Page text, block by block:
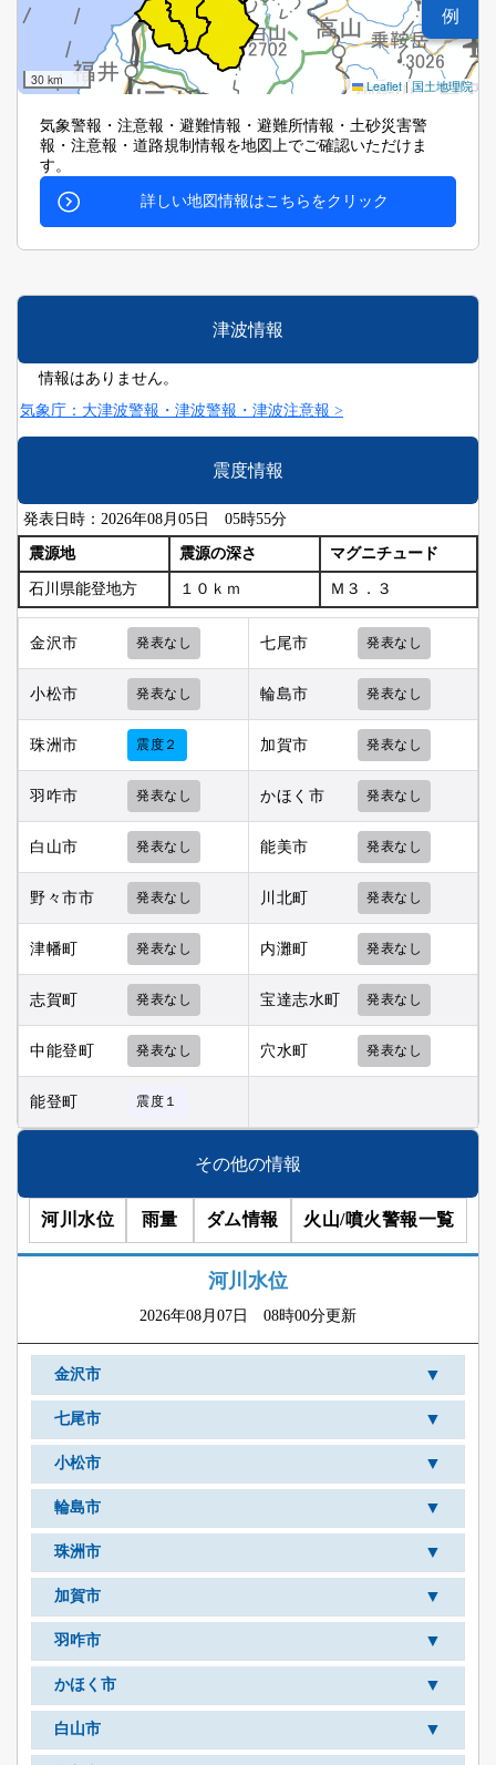
例
30 km Leaflet | 国土地理院
気象警報・注意報・避難情報・避難所情報・土砂災害警
報・注意報・道路規制情報を地図上でご確認いただけま
す。
詳しい地図情報はこちらをクリック
津波情報
情報はありません。
気象庁：大津波警報・津波警報・津波注意報 >
震度情報
発表日時：2026年08月05日 05時55分
震源地 震源の深さ マグニチュード
石川県能登地方 １０ｋｍ Ｍ３．３
金沢市 発表なし 七尾市 発表なし
小松市 発表なし 輪島市 発表なし
珠洲市 震度２ 加賀市 発表なし
羽咋市 発表なし かほく市 発表なし
白山市 発表なし 能美市 発表なし
野々市市 発表なし 川北町 発表なし
津幡町 発表なし 内灘町 発表なし
志賀町 発表なし 宝達志水町 発表なし
中能登町 発表なし 穴水町 発表なし
能登町 震度１
その他の情報
河川水位 雨量 ダム情報 火山/噴火警報一覧
河川水位
2026年08月07日 08時00分更新
金沢市 ▼
七尾市 ▼
小松市 ▼
輪島市 ▼
珠洲市 ▼
加賀市 ▼
羽咋市 ▼
かほく市 ▼
白山市 ▼